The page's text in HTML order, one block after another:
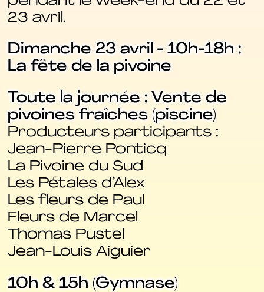
23 avril.
Dimanche 23 avril - 10h-18h :
La fête de la pivoine
Toute la journée : Vente de
pivoines fraîches (piscine)
Producteurs participants :
Jean-Pierre Ponticq
La Pivoine du Sud
Les Pétales d’Alex
Les fleurs de Paul
Fleurs de Marcel
Thomas Pustel
Jean-Louis Aiguier
10h & 15h (Gymnase)